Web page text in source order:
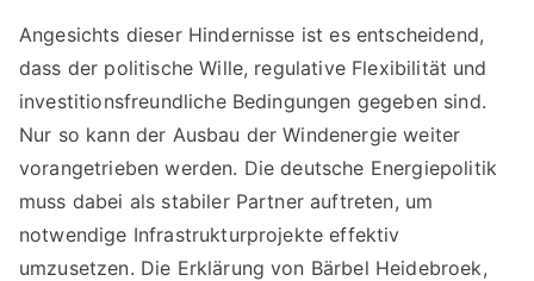
Angesichts dieser Hindernisse ist es entscheidend,
dass der politische Wille, regulative Flexibilität und
investitionsfreundliche Bedingungen gegeben sind.
Nur so kann der Ausbau der Windenergie weiter
vorangetrieben werden. Die deutsche Energiepolitik
muss dabei als stabiler Partner auftreten, um
notwendige Infrastrukturprojekte effektiv
umzusetzen. Die Erklärung von Bärbel Heidebroek,